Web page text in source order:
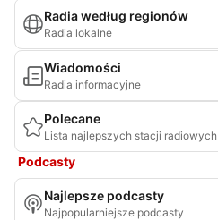
Radia według regionów
Radia lokalne
Wiadomości
Radia informacyjne
Polecane
Lista najlepszych stacji radiowych
Podcasty
Najlepsze podcasty
Najpopularniejsze podcasty